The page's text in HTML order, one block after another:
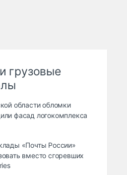
грузовые
области обломки
фасад логокомплекса
«Почты России»
вместо сгоревших